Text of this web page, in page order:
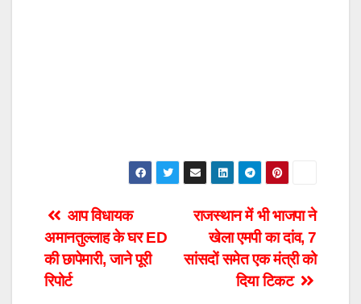
Post
navigation
राजस्थान में भी भाजपा ने
खेला एमपी का दांव, 7
सांसदों समेत एक मंत्री को
दिया टिकट
आप विधायक
अमानतुल्लाह के घर ED
की छापेमारी, जाने पूरी
रिपोर्ट